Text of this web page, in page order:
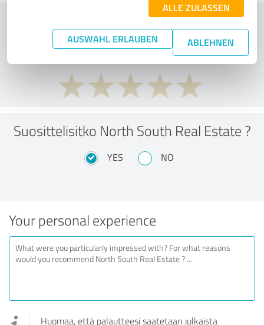
ALLE ZULASSEN
AUSWAHL ERLAUBEN ABLEHNEN
What do you think of the price to
performance ratio?
Suosittelisitko North South Real Estate ?
YES NO
Your personal experience
Huomaa, että palautteesi saatetaan julkaista